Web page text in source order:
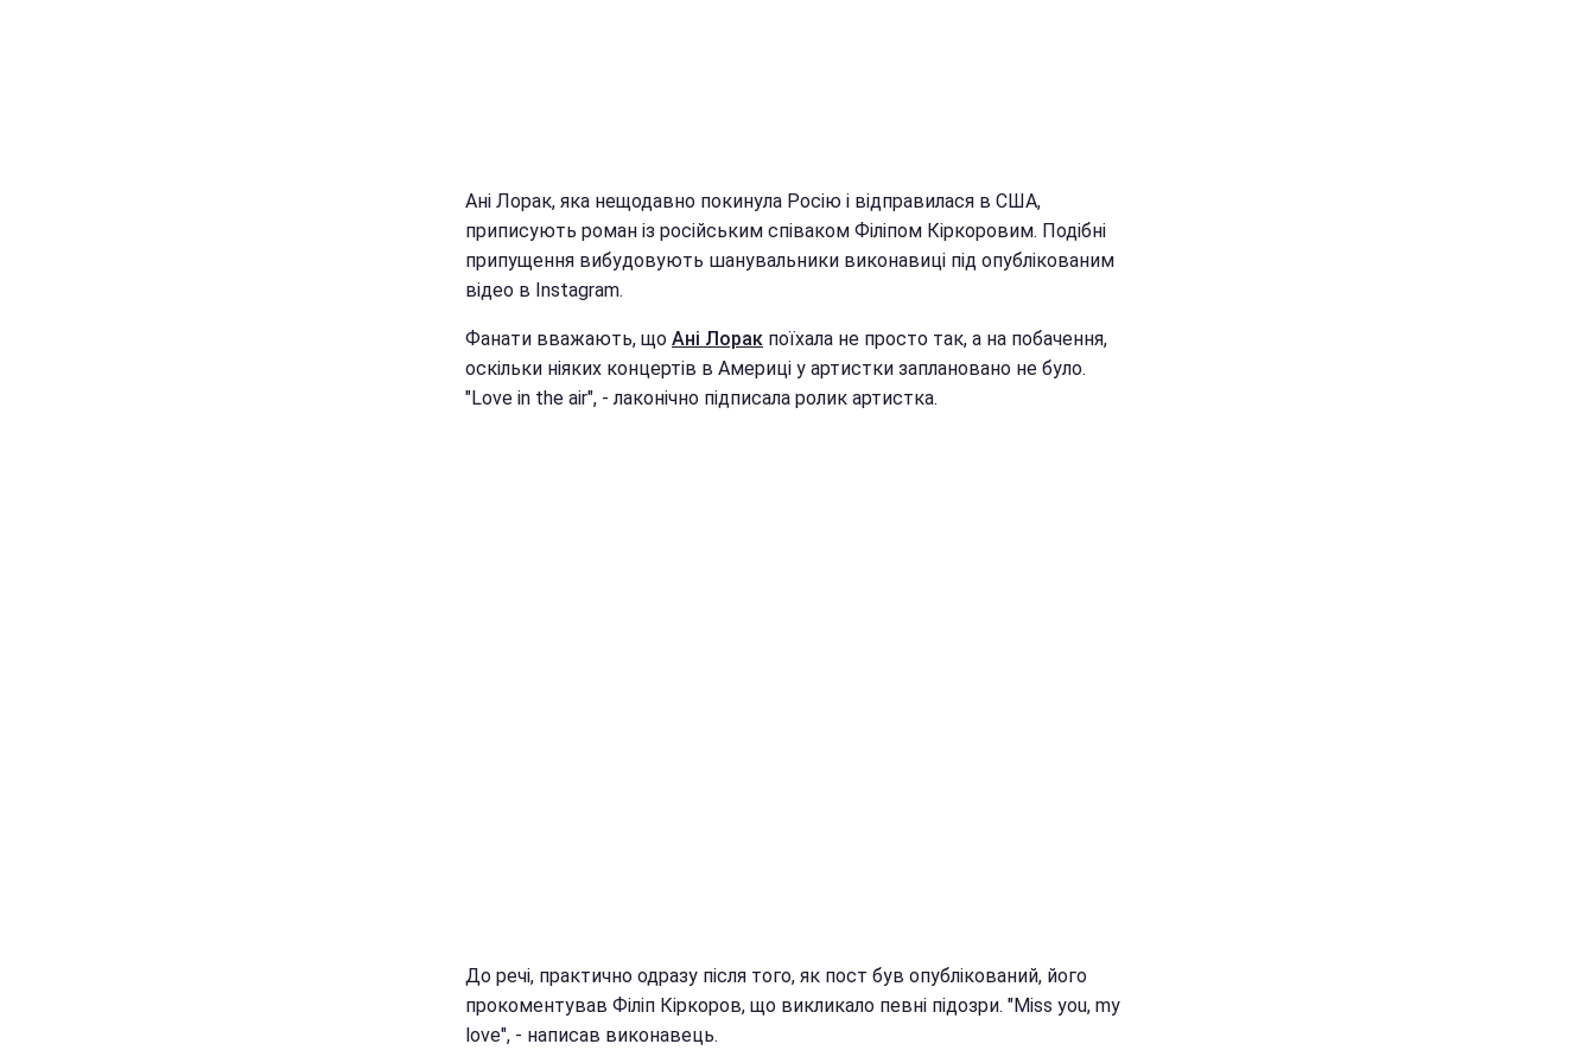
Ані Лорак, яка нещодавно покинула Росію і відправилася в США,
приписують роман із російським співаком Філіпом Кіркоровим. Подібні
припущення вибудовують шанувальники виконавиці під опублікованим
відео в Instagram.
Фанати вважають, що Ані Лорак поїхала не просто так, а на побачення,
оскільки ніяких концертів в Америці у артистки заплановано не було.
"Love in the air", - лаконічно підписала ролик артистка.
До речі, практично одразу після того, як пост був опублікований, його
прокоментував Філіп Кіркоров, що викликало певні підозри. "Miss you, my
love", - написав виконавець.